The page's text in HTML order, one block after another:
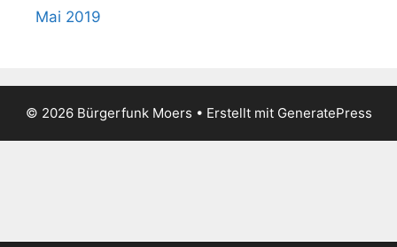
Mai 2019
© 2026 Bürgerfunk Moers • Erstellt mit GeneratePress